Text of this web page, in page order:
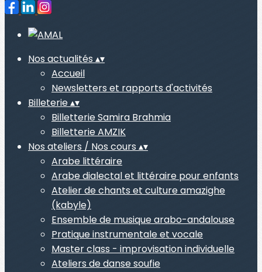
Nos actualités ▴▾
Accueil
Newsletters et rapports d'activités
Billeterie▴▾
Billetterie Samira Brahmia
Billetterie AMZIK
Nos ateliers / Nos cours ▴▾
Arabe littéraire
Arabe dialectal et littéraire pour enfants
Atelier de chants et culture amazighe
(kabyle)
Ensemble de musique arabo-andalouse
Pratique instrumentale et vocale
Master class - improvisation individuelle
Ateliers de danse soufie